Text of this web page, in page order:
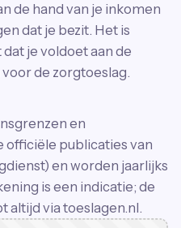
de hand van je inkomen
dat je bezit. Het is
je voldoet aan de
de zorgtoeslag.
en
officiële publicaties van
en worden jaarlijks
is een indicatie; de
altijd via toeslagen.nl.